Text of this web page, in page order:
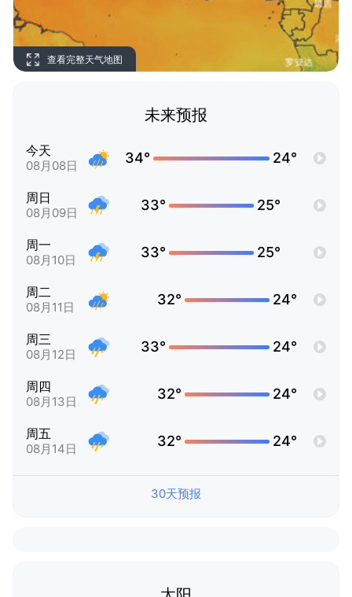
查看完整天气地图
未来预报
今天
08月08日 34° 24°
周日
08月09日 33° 25°
周一
08月10日 33° 25°
周二
08月11日 32° 24°
周三
08月12日 33° 24°
周四
08月13日 32° 24°
周五
08月14日 32° 24°
30天预报